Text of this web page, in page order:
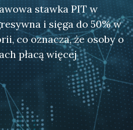
stawka PIT w
i sięga do 50% w
co oznacza, że osoby o
płacą więcej